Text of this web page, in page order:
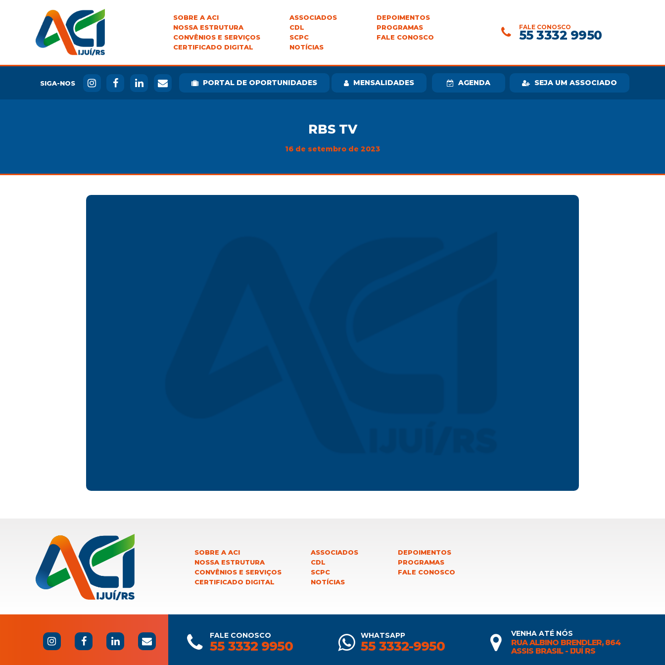
SOBRE A ACI
NOSSA ESTRUTURA
CONVÊNIOS E SERVIÇOS
CERTIFICADO DIGITAL
ASSOCIADOS
CDL
SCPC
NOTÍCIAS
DEPOIMENTOS
PROGRAMAS
FALE CONOSCO
FALE CONOSCO
55 3332 9950
SIGA-NOS PORTAL DE OPORTUNIDADES MENSALIDADES AGENDA SEJA UM ASSOCIADO
RBS TV
16 de setembro de 2023
SOBRE A ACI
NOSSA ESTRUTURA
CONVÊNIOS E SERVIÇOS
CERTIFICADO DIGITAL
ASSOCIADOS
CDL
SCPC
NOTÍCIAS
DEPOIMENTOS
PROGRAMAS
FALE CONOSCO
FALE CONOSCO
55 3332 9950
WHATSAPP
55 3332-9950
VENHA ATÉ NÓS
RUA ALBINO BRENDLER, 864
ASSIS BRASIL - IJUÍ RS